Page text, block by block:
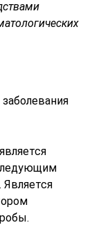
Является